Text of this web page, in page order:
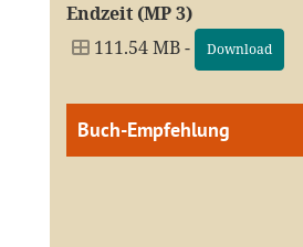
Endzeit (MP 3)
111.54 MB -
Download
Buch-Empfehlung